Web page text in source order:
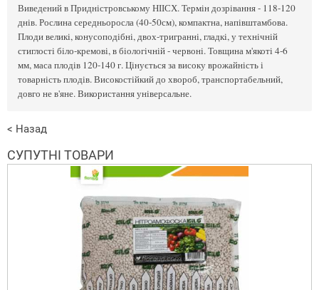
Виведений в Придністровському НІІСХ. Термін дозрівання - 118-120
днів. Рослина середньоросла (40-50см), компактна, напівштамбова.
Плоди великі, конусоподібні, двох-тригранні, гладкі, у технічній
стиглості біло-кремові, в біологічній - червоні. Товщина м'якоті 4-6
мм, маса плодів 120-140 г. Цінується за високу врожайність і
товарність плодів. Високостійкий до хвороб, транспортабельний,
довго не в'яне. Використання універсальне.
< Назад
СУПУТНІ ТОВАРИ